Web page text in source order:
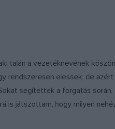
talán a vezetéknevének
rendszeresen elessek, de
segítettek a forgatás
is játszottam, hogy milyen